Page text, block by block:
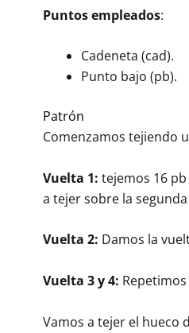
Puntos empleados:
Cadeneta (cad).
Punto bajo (pb).
Patrón
Comenzamos tejiendo
Vuelta 1: tejemos 16
a tejer sobre la
Vuelta 2: Damos la
Vuelta 3 y 4:
Vamos a tejer el hueco